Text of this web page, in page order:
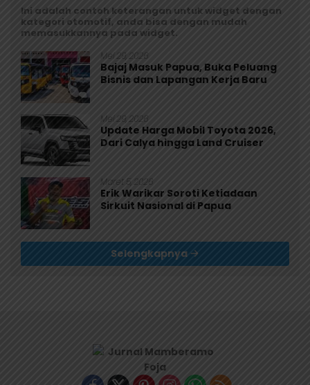
Ini adalah contoh keterangan untuk widget dengan
kategori otomotif, anda bisa dengan mudah
memasukkannya pada widget.
Mei 29, 2026
Bajaj Masuk Papua, Buka Peluang
Bisnis dan Lapangan Kerja Baru
Mei 29, 2026
Update Harga Mobil Toyota 2026,
Dari Calya hingga Land Cruiser
Maret 5, 2026
Erik Warikar Soroti Ketiadaan
Sirkuit Nasional di Papua
Selengkapnya